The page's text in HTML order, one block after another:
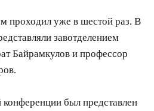
проходил уже в шестой раз. В
завотделением
Байрамкулов и профессор
был представлен